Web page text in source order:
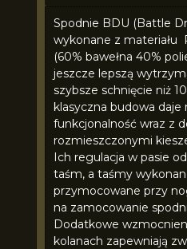
Spodnie BDU (Battle
wykonane z materiału
(60% bawełna 40%
jeszcze lepszą
szybsze schnięcie niż
klasyczna budowa daje
funkcjonalność wraz z
rozmieszczonymi
Ich regulacja w pasie
taśm, a taśmy
przymocowane przy
na zamocowanie
Dodatkowe
kolanach zapewniają